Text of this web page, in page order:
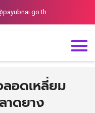
อดเหลี่ยม
ดยาง